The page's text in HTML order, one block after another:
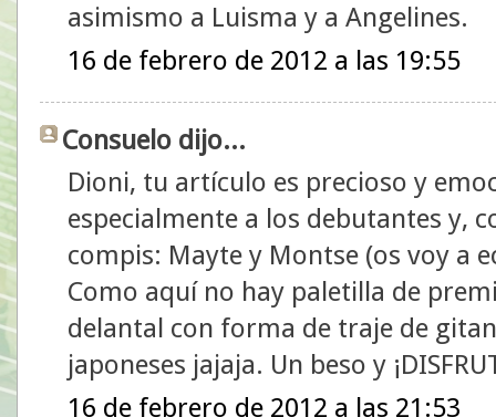
asimismo a Luisma y a Angelines.
16 de febrero de 2012 a las 19:55
Consuelo dijo...
Dioni, tu artículo es precioso y
especialmente a los debutantes y,
compis: Mayte y Montse (os voy a
Como aquí no hay paletilla de
delantal con forma de traje de
japoneses jajaja. Un beso y
16 de febrero de 2012 a las 21:53